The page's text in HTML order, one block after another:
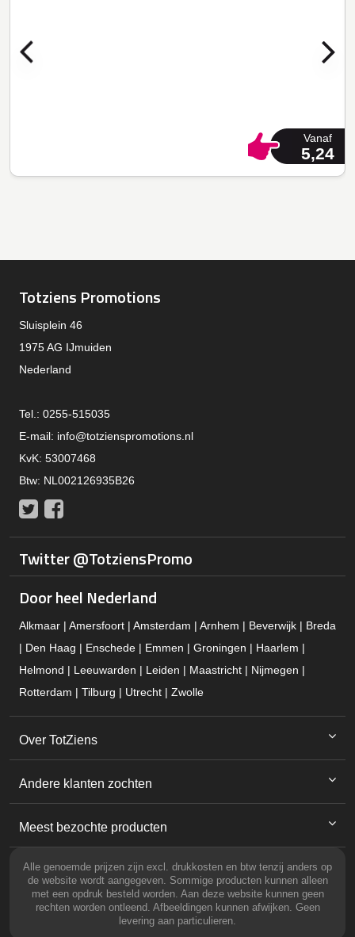
Vanaf
5,24
Totziens Promotions
Sluisplein 46
1975 AG IJmuiden
Nederland
Tel.: 0255-515035
E-mail: info@totzienspromotions.nl
KvK: 53007468
Btw: NL002126935B26
Twitter
Twitter @TotziensPromo
Door heel Nederland
Alkmaar | Amersfoort | Amsterdam | Arnhem | Beverwijk | Breda
| Den Haag | Enschede | Emmen | Groningen | Haarlem |
Helmond | Leeuwarden | Leiden | Maastricht | Nijmegen |
Rotterdam | Tilburg | Utrecht | Zwolle
Over TotZiens
Andere klanten zochten
Meest bezochte producten
Alle genoemde prijzen zijn excl. drukkosten en btw tenzij anders op
de website wordt aangegeven. Sommige producten kunnen alleen
met een opdruk besteld worden. Aan deze website kunnen geen
rechten worden ontleend. Afbeeldingen kunnen afwijken. Geen
levering aan particulieren.